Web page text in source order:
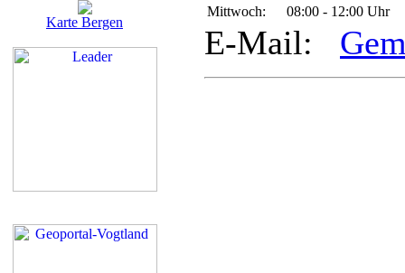
Karte Bergen
Mittwoch:
08:00 - 12:00 Uhr
E-Mail: